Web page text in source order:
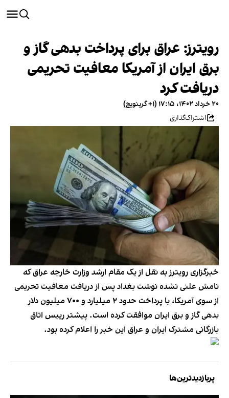
رویترز: عراق برای پرداخت بدهی گاز و
برق ایران از آمریکا معافیت تحریمی
دریافت کرد
۲۰ خرداد ۱۴۰۲، ۱۷:۱۵ (‎+۱ گرینویچ)
اشتراک‌گذاری
خبرگزاری رویترز به نقل از یک مقام ارشد وزارت خارجه عراق که
نامش علنی نشده نوشت بغداد پس از دریافت معافیت تحریمی
از سوی آمریکا، با پرداخت حدود ۲ میلیارد و ۷۰۰ میلیون دلار
بدهی گاز و برق ایران موافقت کرده است. پیشتر رییس اتاق
بازرگانی مشترک ایران و عراق این خبر را اعلام کرده بود.
پربازدیدترین‌ها